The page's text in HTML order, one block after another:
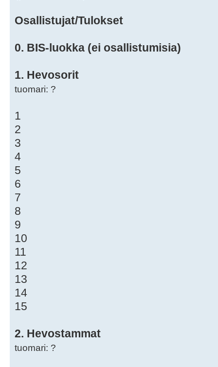
Osallistujat/Tulokset
0. BIS-luokka (ei osallistumisia)
1. Hevosorit
tuomari: ?
1
2
3
4
5
6
7
8
9
10
11
12
13
14
15
2. Hevostammat
tuomari: ?